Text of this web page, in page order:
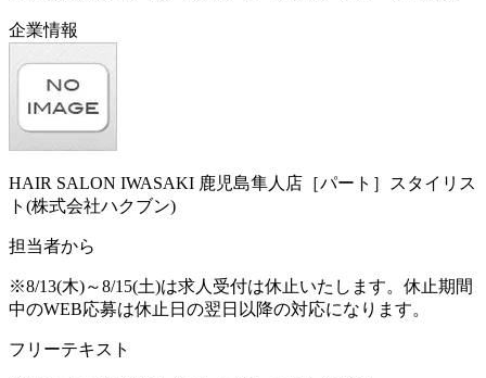
企業情報
HAIR SALON IWASAKI 鹿児島隼人店［パート］スタイリス
ト(株式会社ハクブン)
担当者から
※8/13(木)～8/15(土)は求人受付は休止いたします。休止期間
中のWEB応募は休止日の翌日以降の対応になります。
フリーテキスト